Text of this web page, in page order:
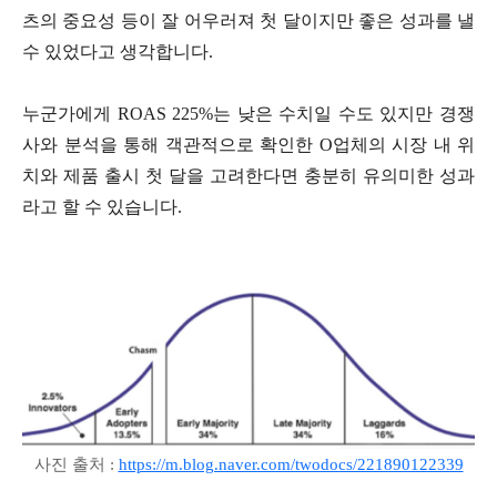
츠의 중요성 등이 잘 어우러져 첫 달이지만 좋은 성과를 낼
수 있었다고 생각합니다.
누군가에게 ROAS 225%는 낮은 수치일 수도 있지만 경쟁
사와 분석을 통해 객관적으로 확인한 O업체의 시장 내 위
치와 제품 출시 첫 달을 고려한다면 충분히 유의미한 성과
라고 할 수 있습니다.
사진 출처 : https://m.blog.naver.com/twodocs/221890122339